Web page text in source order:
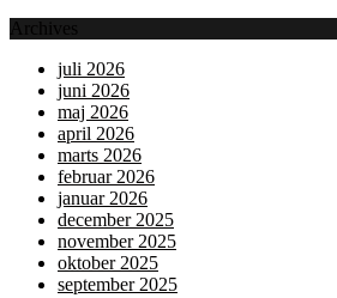
Archives
juli 2026
juni 2026
maj 2026
april 2026
marts 2026
februar 2026
januar 2026
december 2025
november 2025
oktober 2025
september 2025